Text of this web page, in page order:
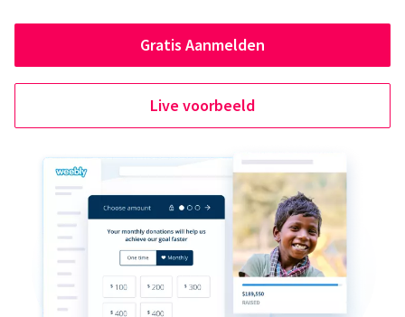
Gratis Aanmelden
Live voorbeeld